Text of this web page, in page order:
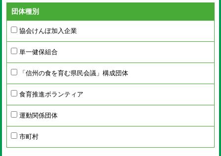
団体種別
協会けんぽ加入企業
単一健保組合
「信州の食を育む県民会議」構成団体
食育推進ボランティア
運動関係団体
市町村